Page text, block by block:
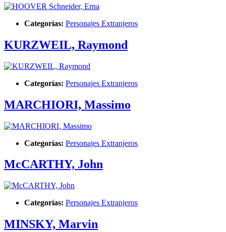
Categorías: Personajes Extranjeros
KURZWEIL, Raymond
Categorías: Personajes Extranjeros
MARCHIORI, Massimo
Categorías: Personajes Extranjeros
McCARTHY, John
Categorías: Personajes Extranjeros
MINSKY, Marvin